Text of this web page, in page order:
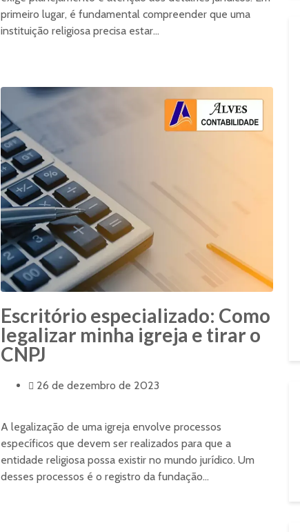
primeiro lugar, é fundamental compreender que uma
instituição religiosa precisa estar...
Escritório especializado: Como
legalizar minha igreja e tirar o
CNPJ
26 de dezembro de 2023
A legalização de uma igreja envolve processos
específicos que devem ser realizados para que a
entidade religiosa possa existir no mundo jurídico. Um
desses processos é o registro da fundação...